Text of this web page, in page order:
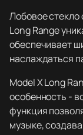
Лобовое стекло
Long Range
обеспечивает
наслаждаться
Model X Long
особенность -
функция
музыке,